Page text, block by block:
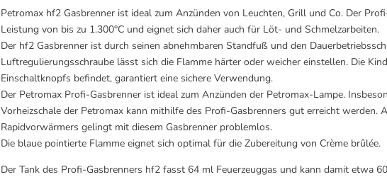
Petromax hf2 Gasbrenner ist ideal zum Anzünden von Leuchten, Grill und Co. Der
Leistung von bis zu 1.300°C und eignet sich daher auch für Löt- und Schmelzarbeiten.
Der hf2 Gasbrenner ist durch seinen abnehmbaren Standfuß und den
Luftregulierungsschraube lässt sich die Flamme härter oder weicher einstellen. Die
Einschaltknopfs befindet, garantiert eine sichere Verwendung.
Der Petromax Profi-Gasbrenner ist ideal zum Anzünden der Petromax-Lampe.
Vorheizschale der Petromax kann mithilfe des Profi-Gasbrenners gut erreicht werden.
Rapidvorwärmers gelingt mit diesem Gasbrenner problemlos.
Die blaue pointierte Flamme eignet sich optimal für die Zubereitung von Crème brûlée.
Der Tank des Profi-Gasbrenners hf2 fasst 64 ml Feuerzeuggas und kann damit etwa